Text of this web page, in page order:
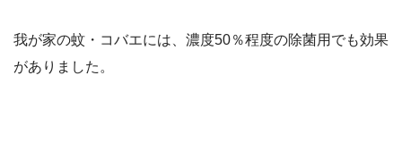
我が家の蚊・コバエには、濃度50％程度の除菌用でも効果
がありました。